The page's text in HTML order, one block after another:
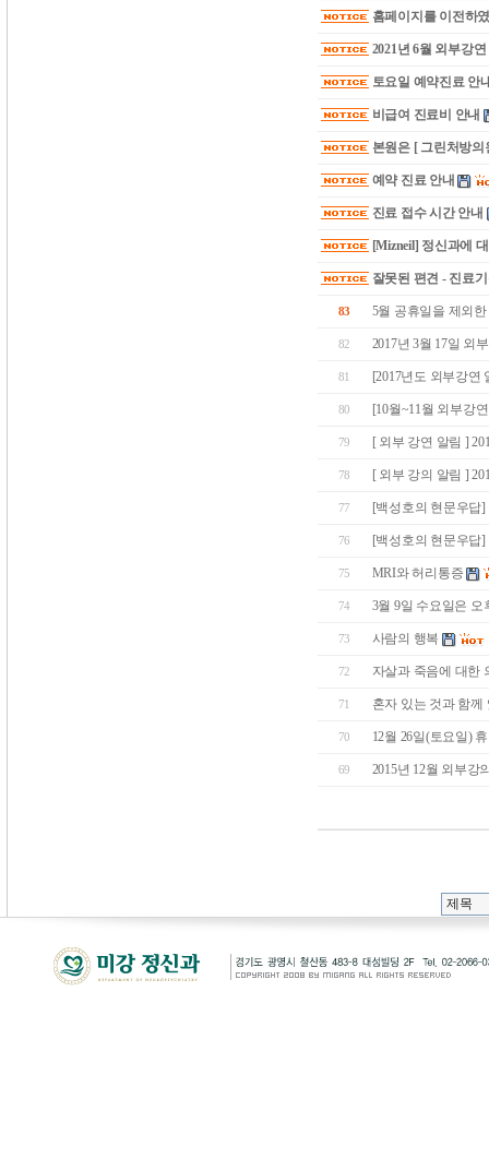
홈페이지를 이전하
2021년 6월 외부강
토요일 예약진료 안
비급여 진료비 안내
본원은 [ 그린처방의
예약 진료 안내
진료 접수 시간 안내
[Mizneil] 정신과에
잘못된 편견 - 진료
83 5월 공휴일을 제외
82 2017년 3월 17일 외
81 [2017년도 외부강연
80 [10월~11월 외부강
79 [ 외부 강연 알림 ]
78 [ 외부 강의 알림 ]
77 [백성호의 현문우답
76 [백성호의 현문우답
75 MRI와 허리통증
74 3월 9일 수요일은 오
73 사람의 행복
72 자살과 죽음에 대한
71 혼자 있는 것과 함께
70 12월 26일(토요일)
69 2015년 12월 외부강